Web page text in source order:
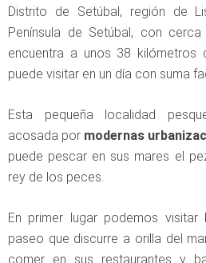
Distrito de Setúbal, región de
Península de Setúbal, con
encuentra a unos 38
puede visitar en un día con suma
Esta pequeña localidad
acosada por modernas
puede pescar en sus mares el
rey de los peces.
En primer lugar podemos visitar
paseo que discurre a orilla del
comer en sus restaurantes y